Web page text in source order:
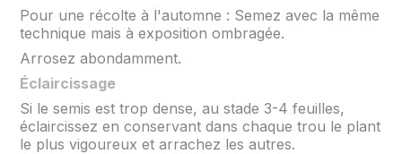
Pour une récolte à l'automne : Semez avec la même
technique mais à exposition ombragée.
Arrosez abondamment.
Éclaircissage
Si le semis est trop dense, au stade 3-4 feuilles,
éclaircissez en conservant dans chaque trou le plant
le plus vigoureux et arrachez les autres.